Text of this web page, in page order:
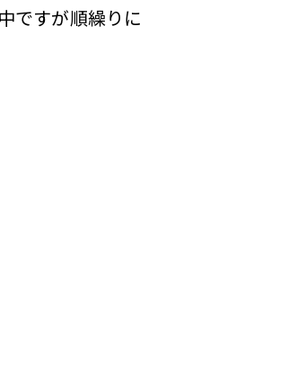
ですが順繰りに